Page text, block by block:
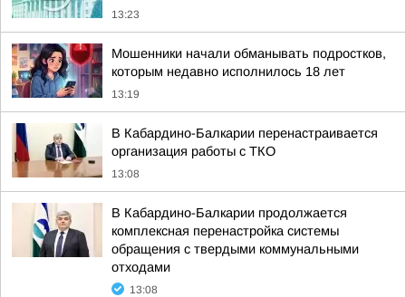
13:23
Мошенники начали обманывать подростков,
которым недавно исполнилось 18 лет
13:19
В Кабардино-Балкарии перенастраивается
организация работы с ТКО
13:08
В Кабардино-Балкарии продолжается
комплексная перенастройка системы
обращения с твердыми коммунальными
отходами
13:08